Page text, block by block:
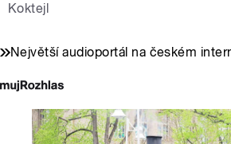
Koktejl
Největší audioportál na českém